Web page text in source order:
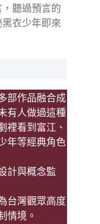
聽過預言的
衣少年即來
部作品融合成
有人做過這種
裡看到富江、
年等經典角色
計與概念監
台灣觀眾高度
情境。